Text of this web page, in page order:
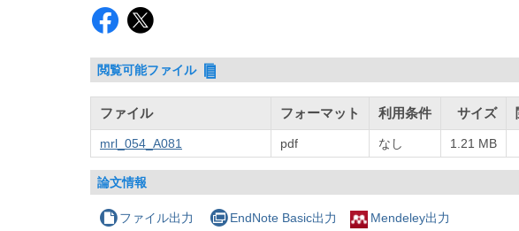
閲覧可能ファイル
ファイル フォーマット 利用条件 サイズ
mrl_054_A081 pdf なし 1.21 MB
論文情報
ファイル出力 EndNote Basic出力 Mendeley出力